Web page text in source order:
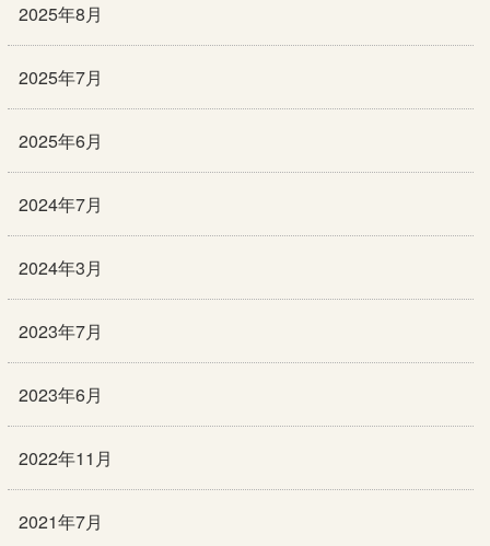
2025年8月
2025年7月
2025年6月
2024年7月
2024年3月
2023年7月
2023年6月
2022年11月
2021年7月